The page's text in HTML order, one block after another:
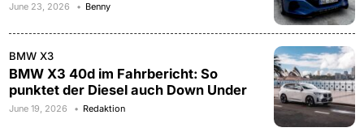
June 23, 2026 Benny
BMW X3
BMW X3 40d im Fahrbericht: So
punktet der Diesel auch Down Under
June 19, 2026 Redaktion